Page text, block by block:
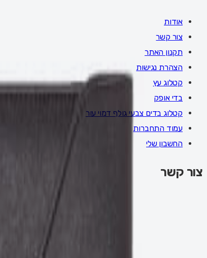
אודות
צור קשר
תקנון האתר
הצהרת נגישות
קטלוג עץ
בדי אופק
קטלוג בדים צבעי גולף דמוי עור
עמוד התחברות
החשבון שלי
צור קשר